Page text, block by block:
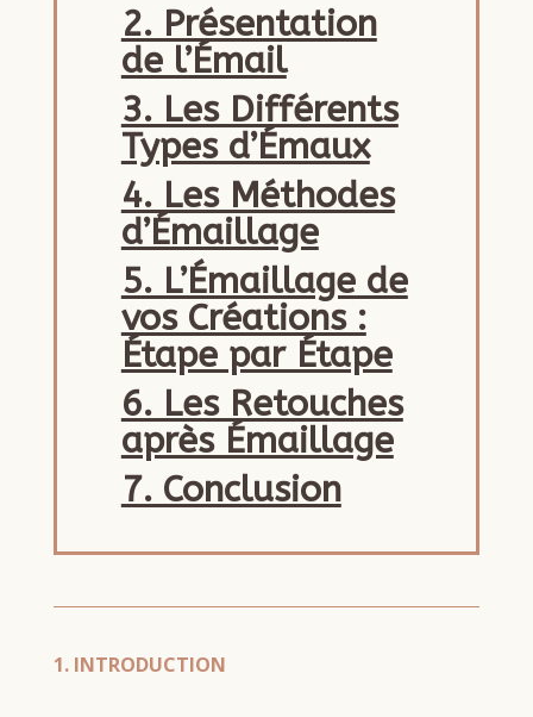
2. Présentation
de l’Émail
3. Les Différents
Types d’Émaux
4. Les Méthodes
d’Émaillage
5. L’Émaillage de
vos Créations :
Étape par Étape
6. Les Retouches
après Émaillage
7. Conclusion
1. INTRODUCTION